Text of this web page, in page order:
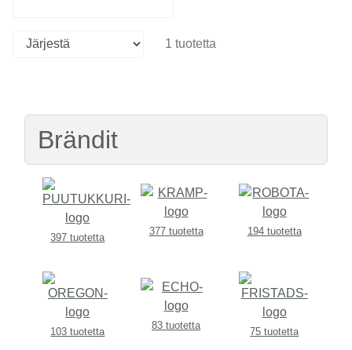
1 tuotetta
Brändit
397 tuotetta
377 tuotetta 194 tuotetta
103 tuotetta
83 tuotetta
75 tuotetta